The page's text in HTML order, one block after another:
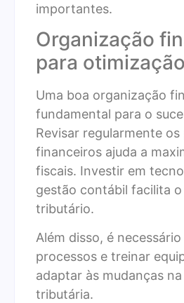
importantes.
Organização
para
Uma boa organização
fundamental para o
Revisar regularmente
financeiros ajuda a
fiscais. Investir em
gestão contábil facilita
tributário.
Além disso, é
processos e treinar
adaptar às mudanças
tributária.